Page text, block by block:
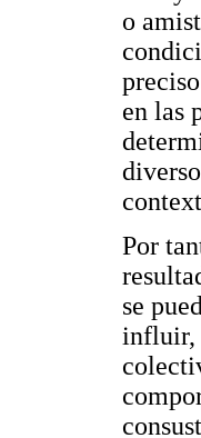
o
en las
Por
se
influir,